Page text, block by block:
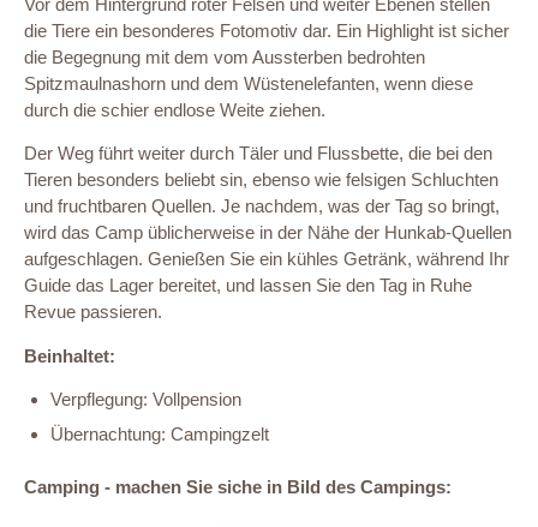
Vor dem Hintergrund roter Felsen und weiter Ebenen stellen
die Tiere ein besonderes Fotomotiv dar. Ein Highlight ist sicher
die Begegnung mit dem vom Aussterben bedrohten
Spitzmaulnashorn und dem Wüstenelefanten, wenn diese
durch die schier endlose Weite ziehen.
Der Weg führt weiter durch Täler und Flussbette, die bei den
Tieren besonders beliebt sin, ebenso wie felsigen Schluchten
und fruchtbaren Quellen. Je nachdem, was der Tag so bringt,
wird das Camp üblicherweise in der Nähe der Hunkab-Quellen
aufgeschlagen. Genießen Sie ein kühles Getränk, während Ihr
Guide das Lager bereitet, und lassen Sie den Tag in Ruhe
Revue passieren.
Beinhaltet:
Verpflegung: Vollpension
Übernachtung: Campingzelt
Camping - machen Sie siche in Bild des Campings: